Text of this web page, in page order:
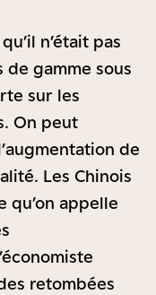
n’était pas
de gamme sous
sur les
On peut
de
Les Chinois
qu’on appelle
retombées